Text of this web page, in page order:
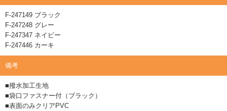
F-247149 ブラック
F-247248 グレー
F-247347 ネイビー
F-247446 カーキ
備考
■撥水加工生地
■袋口ファスナー付（ブラック）
■表面のみクリアPVC